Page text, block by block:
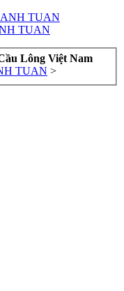
TUAN
TUAN
Lông Việt Nam
TUAN >